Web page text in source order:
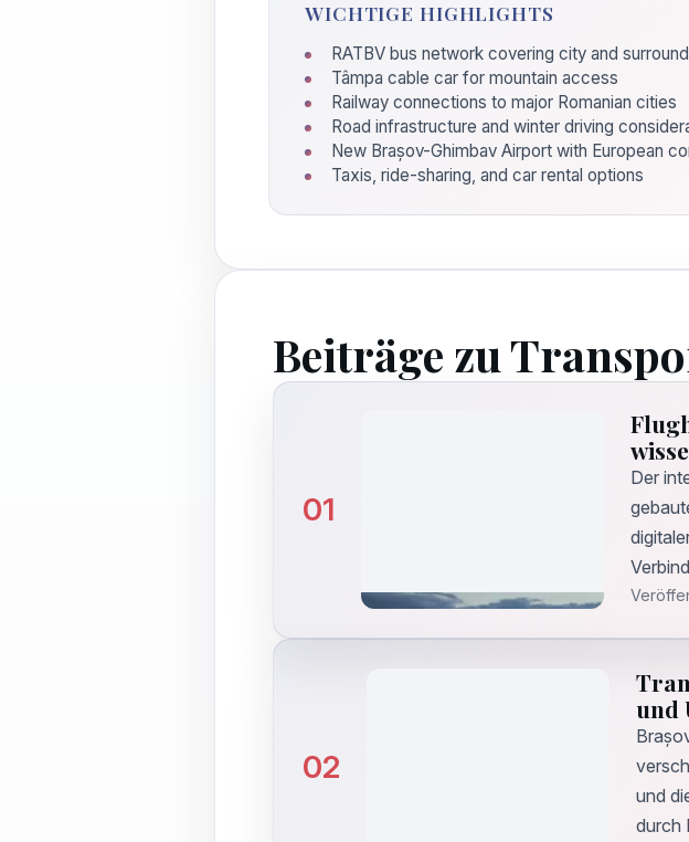
WICHTIGE HIGHLIGHTS
RATBV bus network covering city and
Tâmpa cable car for mountain access
Railway connections to major Romanian cities
Road infrastructure and winter driving
New Brașov-Ghimbav Airport with European
Taxis, ride-sharing, and car rental options
Beiträge zu
01
Der
02
und
und
durch